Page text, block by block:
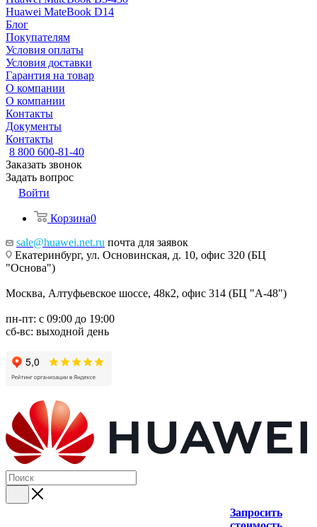
Huawei MateBook D14
Блог
Покупателям
Условия оплаты
Условия доставки
Гарантия на товар
О компании
О компании
Контакты
Документы
Контакты
8 800 600-81-40
Заказать звонок
Задать вопрос
Войти
Корзина0
sale@huawei.net.ru почта для заявок
Екатеринбург, ул. Основинская, д. 10, офис 320 (БЦ
"Основа")
Москва, Алтуфьевское шоссе, 48к2, офис 314 (БЦ "А-48")
пн-пт: с 09:00 до 19:00
сб-вс: выходной день
Запросить